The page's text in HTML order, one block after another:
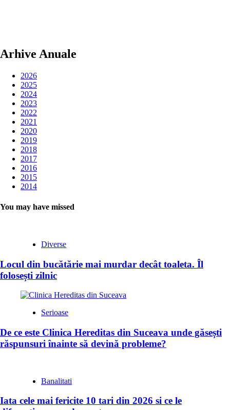
Arhive Anuale
2026
2025
2024
2023
2022
2021
2020
2019
2018
2017
2016
2015
2014
You may have missed
Diverse
Locul din bucătărie mai murdar decât toaleta. Îl
folosești zilnic
Serioase
De ce este Clinica Hereditas din Suceava unde găsești
răspunsuri înainte să devină probleme?
Banalitati
Iata cele mai fericite 10 tari din 2026 si ce le